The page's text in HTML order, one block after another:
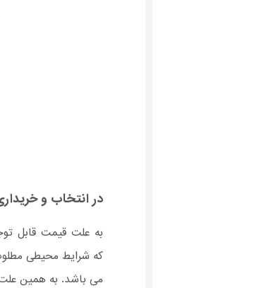
در انتخاب و
به علت قیمت قابل
که شرایط محیطی
می باشد. به همین